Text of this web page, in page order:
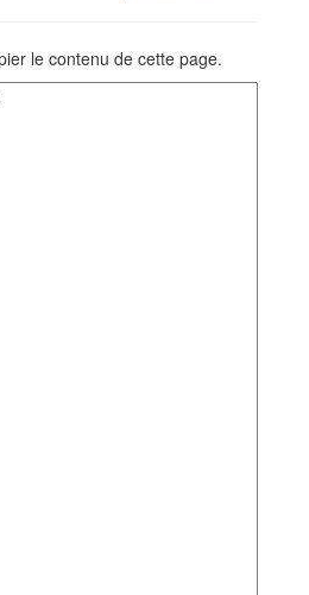
le contenu de cette page.